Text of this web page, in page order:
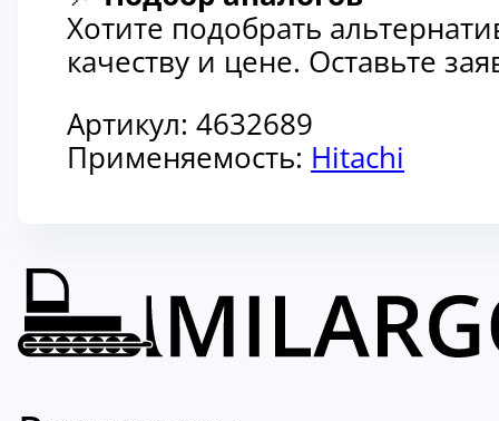
Хотите подобрать
качеству и цене. Оставьте
Артикул: 4632689
Применяемость: Hitachi